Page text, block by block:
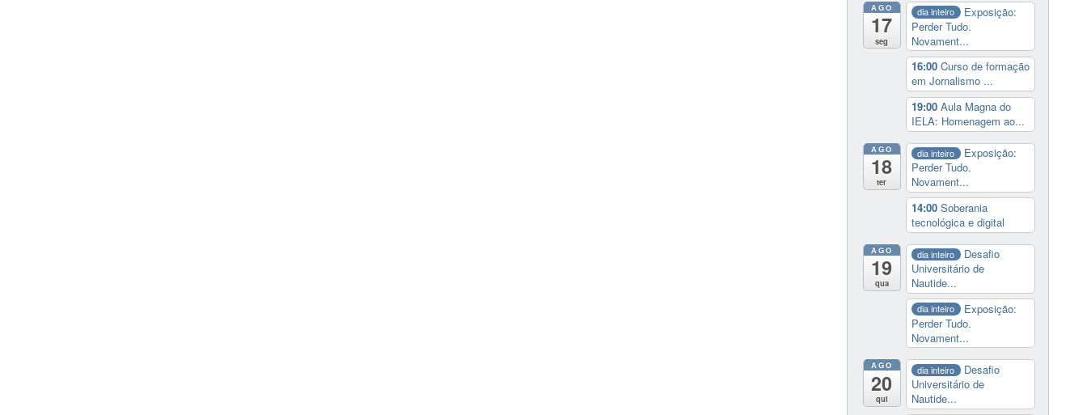
AGO
17
seg
dia inteiro
Exposição:
Perder Tudo.
Novament...
16:00 Curso de formação
em Jornalismo ...
19:00 Aula Magna do
IELA: Homenagem ao...
AGO
18
ter
dia inteiro
Exposição:
Perder Tudo.
Novament...
14:00 Soberania
tecnológica e digital
AGO
19
qua
dia inteiro
Desafio
Universitário de
Nautide...
dia inteiro
Exposição:
Perder Tudo.
Novament...
AGO
20
qui
dia inteiro
Desafio
Universitário de
Nautide...